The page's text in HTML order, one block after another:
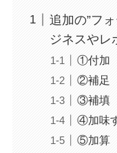
追加の”フ
ジネスやレ
①付加
②補足
③補填
④加味
⑤加算